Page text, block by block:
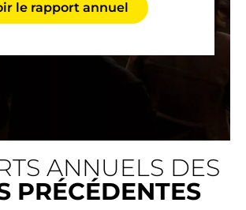
le rapport annuel
ANNUELS DES
PRÉCÉDENTES